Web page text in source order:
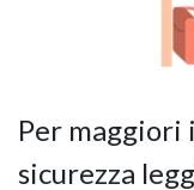
Per maggiori
sicurezza